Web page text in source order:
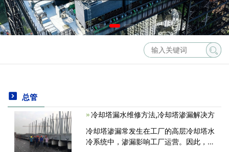
总管
冷却塔漏水维修方法,冷却塔渗漏解决方
冷却塔渗漏常发生在工厂的高层冷却塔水
冷系统中，渗漏影响工厂运营。因此，为